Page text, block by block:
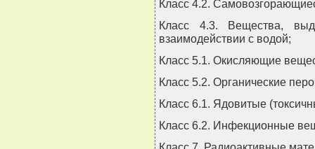
Класс 4.2.
Класс 4.3. Вещества,
взаимодействии с водой;
Класс 5.1. Окисляющие
Класс 5.2. Органические
Класс 6.1. Ядовитые
Класс 6.2. Инфекционные